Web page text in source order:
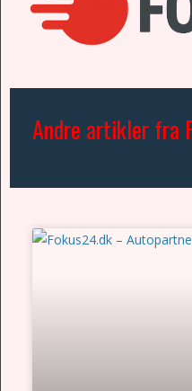
Andre artikler fra